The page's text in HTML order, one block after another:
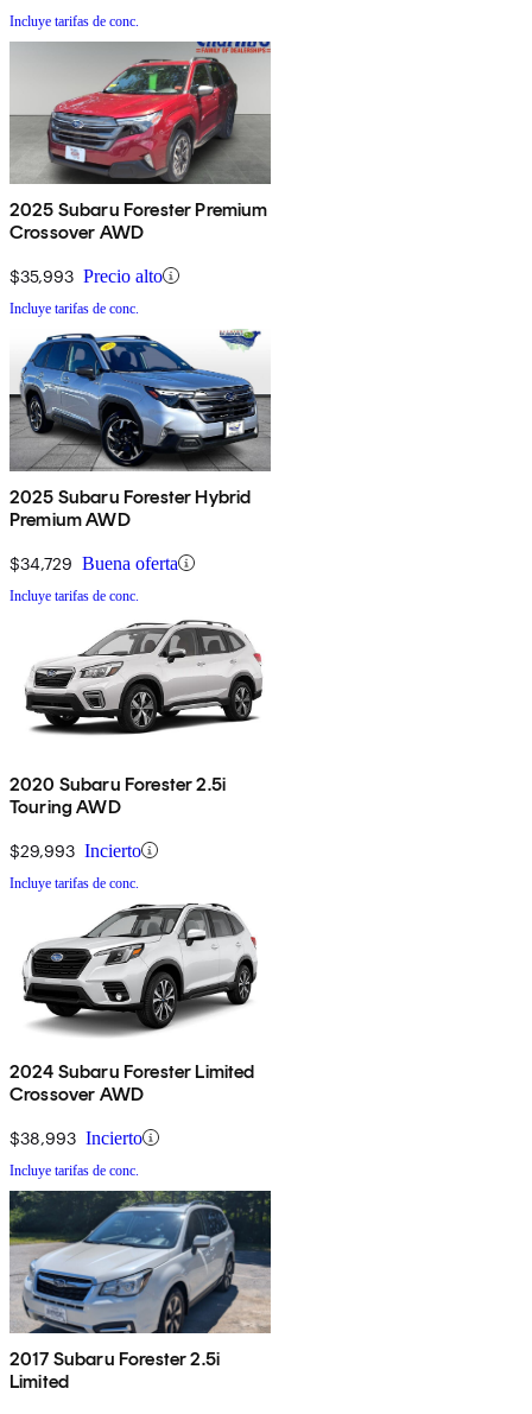
Incluye tarifas de conc.
2025 Subaru Forester Premium
Crossover AWD
$35,993 Precio alto
Incluye tarifas de conc.
2025 Subaru Forester Hybrid
Premium AWD
$34,729 Buena oferta
Incluye tarifas de conc.
2020 Subaru Forester 2.5i
Touring AWD
$29,993 Incierto
Incluye tarifas de conc.
2024 Subaru Forester Limited
Crossover AWD
$38,993 Incierto
Incluye tarifas de conc.
2017 Subaru Forester 2.5i
Limited